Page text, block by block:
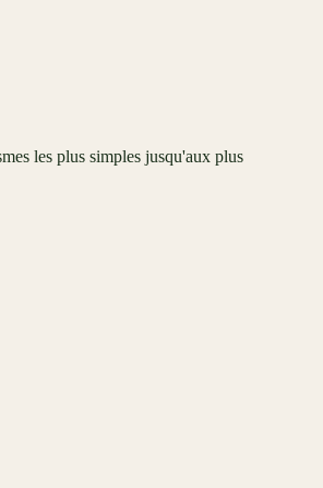
les plus simples jusqu'aux plus